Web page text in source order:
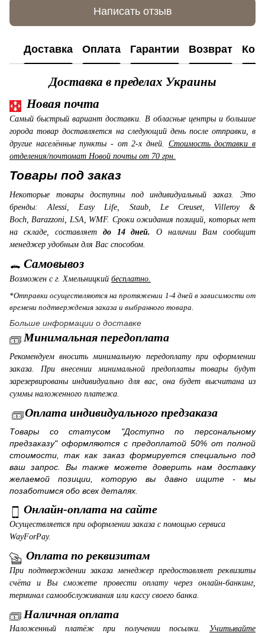
Написать отзыв
Доставка Оплата Гарантии Возврат
Доставка в пределах Украины
Новая почта
Самый быстрый вариант доставки. В обласные центры и большие
города товар доставляется на следующий день после отправки, в
другие населённые пункты - от 2-х дней. Стоимость доставки в
отделения/почтомат Новой почты от 70 грн.
Товары под заказ
Некоторые товары доступны под индивидуальный заказ. Это
бренды: Alessi, Easy Life, Staub, Le Creuset, Villeroy &
Boch, Barazzoni, LSA, WMF. Сроки ожидания позиций, которых нет
на складе, составляетдо 14 дней. О наличии Вам сообщит
менеджер удобным для Вас способом.
Самовывоз
Возможен с г. Хмельницкий бесплатно.
*Отправки осуществляются на протяжении 1-4 дней в зависимости от
времени подтверждения заказа и выбранного товара.
Больше информации о доставке
Минимальная передоплата
Рекомендуем вносить минимальную передоплату при оформлении
заказа. При внесении минимальной предоплаты товары будут
зарезервированы индивидуально для вас, она будет высчитана из
суммы наложенного платежа.
Оплата индивидуального предзаказа
Товары со статусом "Доступно по персональному
предзаказу" оформляются с предоплатой 50% от полной
стоимости, так как заказ формируется специально под
ваш запрос. Вы также можете доверить нам доставку
желаемой позиции, которую вы давно ищите - мы
позаботимся обо всех деталях.
Онлайн-оплата на сайте
Осуществляется при оформлении заказа с помощью сервиса
WayForPay.
Оплата по реквизитам
При подтверждении заказа менеджер предоставляет реквизиты
счёта и Вы сможете провести оплату через онлайн-банкинг,
терминал самообслуживания или кассу своего банка.
Наличная оплата
Наложенный платёж при получении посылки. Учитывайте